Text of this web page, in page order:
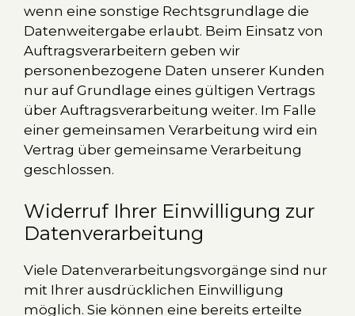
wenn eine sonstige Rechtsgrundlage die
Datenweitergabe erlaubt. Beim Einsatz von
Auftragsverarbeitern geben wir
personenbezogene Daten unserer Kunden
nur auf Grundlage eines gültigen Vertrags
über Auftragsverarbeitung weiter. Im Falle
einer gemeinsamen Verarbeitung wird ein
Vertrag über gemeinsame Verarbeitung
geschlossen.
Widerruf Ihrer Einwilligung zur
Datenverarbeitung
Viele Datenverarbeitungsvorgänge sind nur
mit Ihrer ausdrücklichen Einwilligung
möglich. Sie können eine bereits erteilte